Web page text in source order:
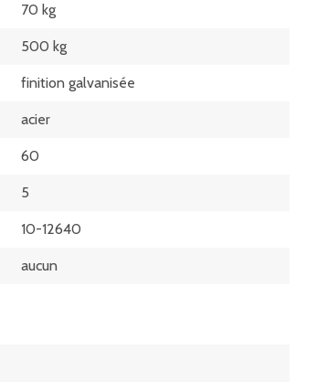
70 kg
500 kg
finition galvanisée
acier
60
5
10-12640
aucun